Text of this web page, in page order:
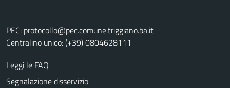
PEC: protocollo@pec.comune.triggiano.ba.it
Centralino unico: (+39) 0804628111
Leggi le FAQ
Segnalazione disservizio